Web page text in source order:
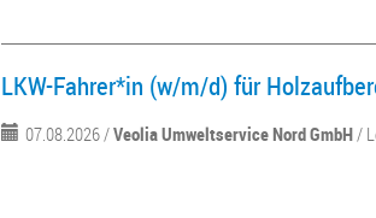
LKW-Fahrer*in (w/m/d) für
07.08.2026 /Veolia Umweltservice Nord GmbH/